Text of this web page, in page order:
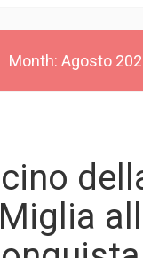
Month: Agosto
Miglia